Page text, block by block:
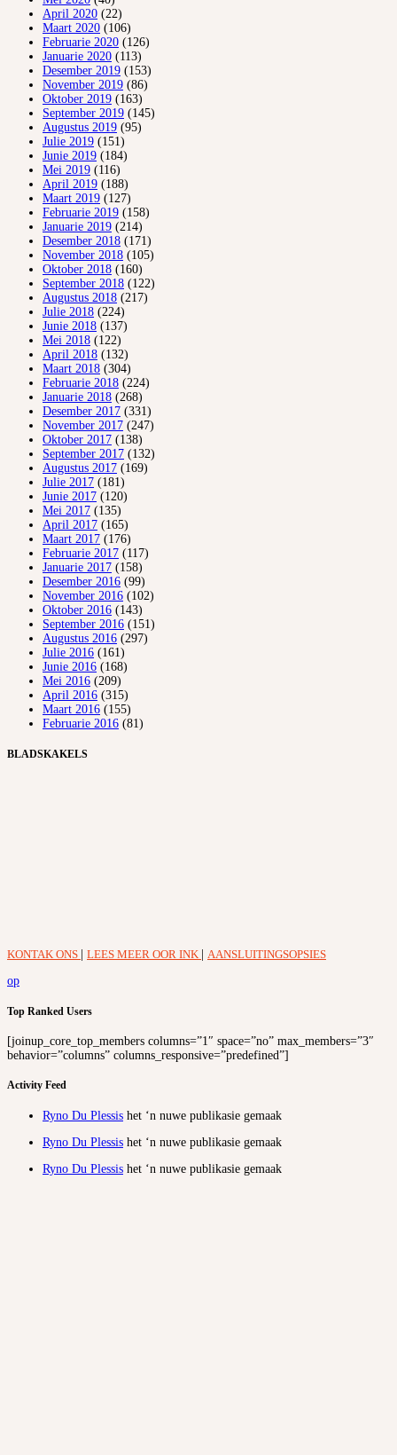
April 2020 (22)
Maart 2020 (106)
Februarie 2020 (126)
Januarie 2020 (113)
Desember 2019 (153)
November 2019 (86)
Oktober 2019 (163)
September 2019 (145)
Augustus 2019 (95)
Julie 2019 (151)
Junie 2019 (184)
Mei 2019 (116)
April 2019 (188)
Maart 2019 (127)
Februarie 2019 (158)
Januarie 2019 (214)
Desember 2018 (171)
November 2018 (105)
Oktober 2018 (160)
September 2018 (122)
Augustus 2018 (217)
Julie 2018 (224)
Junie 2018 (137)
Mei 2018 (122)
April 2018 (132)
Maart 2018 (304)
Februarie 2018 (224)
Januarie 2018 (268)
Desember 2017 (331)
November 2017 (247)
Oktober 2017 (138)
September 2017 (132)
Augustus 2017 (169)
Julie 2017 (181)
Junie 2017 (120)
Mei 2017 (135)
April 2017 (165)
Maart 2017 (176)
Februarie 2017 (117)
Januarie 2017 (158)
Desember 2016 (99)
November 2016 (102)
Oktober 2016 (143)
September 2016 (151)
Augustus 2016 (297)
Julie 2016 (161)
Junie 2016 (168)
Mei 2016 (209)
April 2016 (315)
Maart 2016 (155)
Februarie 2016 (81)
BLADSKAKELS
KONTAK ONS LEES MEER OOR INK
AANSLUITINGSOPSIES
op
Top Ranked Users
[joinup_core_top_members columns=”1″ space=”no” max_members=”3″
behavior=”columns” columns_responsive=”predefined”]
Activity Feed
Ryno Du Plessis het ‘n nuwe publikasie gemaak
Ryno Du Plessis het ‘n nuwe publikasie gemaak
Ryno Du Plessis het ‘n nuwe publikasie gemaak